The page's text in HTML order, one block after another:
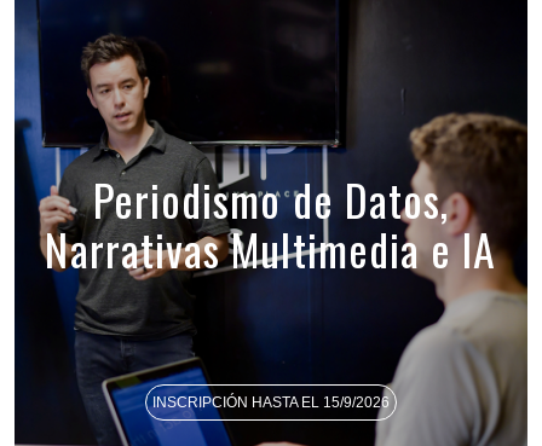
Periodismo de Datos,
Narrativas Multimedia e IA
INSCRIPCIÓN HASTA EL 15/9/2026